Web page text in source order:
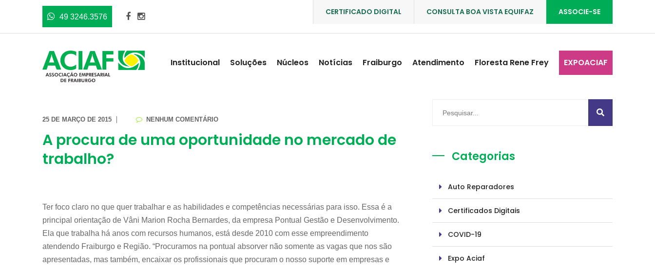
49 3246.3576
ASSOCIE-SE
CONSULTA BOA VISTA EQUIFAZ
CERTIFICADO DIGITAL
Institucional Soluções Núcleos Notícias Fraiburgo Atendimento Floresta Rene Frey EXPOACIAF
25 DE MARÇO DE 2015 NENHUM COMENTÁRIO
A procura de uma oportunidade no mercado de
trabalho?
Ter foco claro no que quer trabalhar e as habilidades e competências necessárias para isso. Essa é a
principal orientação de Vâni Marion Rocha Bernardes, da empresa Pontual Gestão e Desenvolvimento.
Ela que trabalha há anos com recursos humanos, está desde 2010 com esse empreendimento
atendendo Fraiburgo e Região. “Procuramos na pontual absorver não somente as vagas que nos são
apresentadas, mas também, encaixar os profissionais que procuram o nosso suporte em empresas e
Categorias
Auto Reparadores
Certificados Digitais
COVID-19
Expo Aciaf